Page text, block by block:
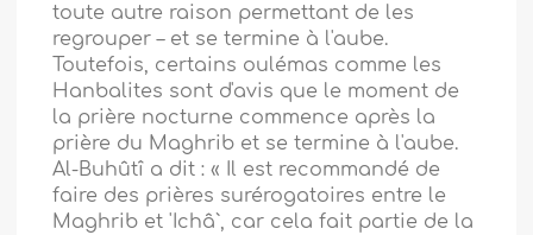
toute autre raison permettant de les
regrouper – et se termine à l'aube.
Toutefois, certains oulémas comme les
Hanbalites sont d'avis que le moment de
la prière nocturne commence après la
prière du Maghrib et se termine à l'aube.
Al-Buhûtî a dit : « Il est recommandé de
faire des prières surérogatoires entre le
Maghrib et 'Ichâ`, car cela fait partie de la